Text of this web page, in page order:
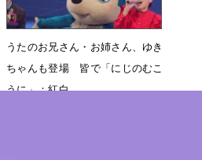
うたのお兄さん・お姉さん、ゆき
ちゃんも登場 皆で「にじのむこ
うに」：紅白